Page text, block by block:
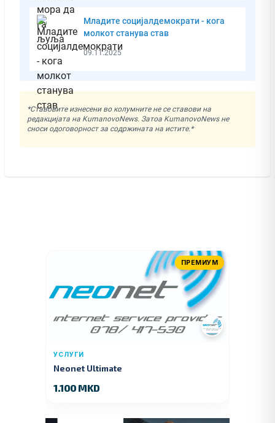
Младите социјалдемократи - кога
молкот станува став
09.11.2025
*Ставовите изнесени во колумните не се ставови на
редакцијата на KumanovoNews. Затоа KumanovoNews не
сноси одоговорност за содржината на истите.*
ПРЕМИУМ
УСЛУГИ
Neonet Ultimate
1.100 MKD